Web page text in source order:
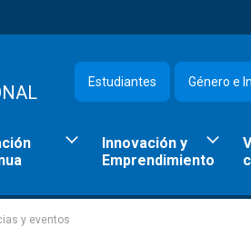
Estudiantes Género e
Innovación y
Emprendimiento
y eventos